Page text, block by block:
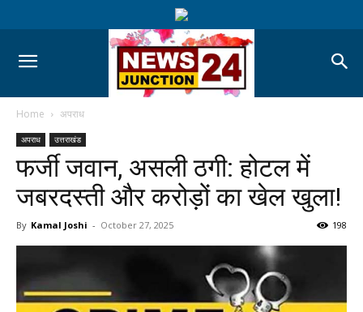
Home अपराध
अपराध उत्तराखंड
फर्जी जवान, असली ठगी: होटल में
जबरदस्ती और करोड़ों का खेल खुला!
By Kamal Joshi - October 27, 2025 198